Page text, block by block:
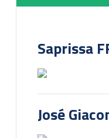
Saprissa
José